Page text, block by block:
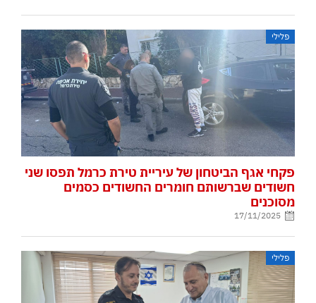
פלילי
פקחי אגף הביטחון של עיריית טירת כרמל תפסו שני
חשודים שברשותם חומרים החשודים כסמים
מסוכנים
17/11/2025
פלילי